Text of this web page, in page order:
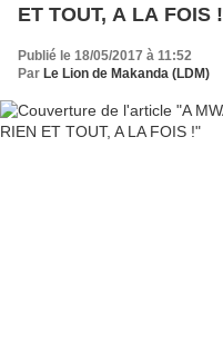
ET TOUT, A LA FOIS !
Publié le 18/05/2017 à 11:52
Par Le Lion de Makanda (LDM)